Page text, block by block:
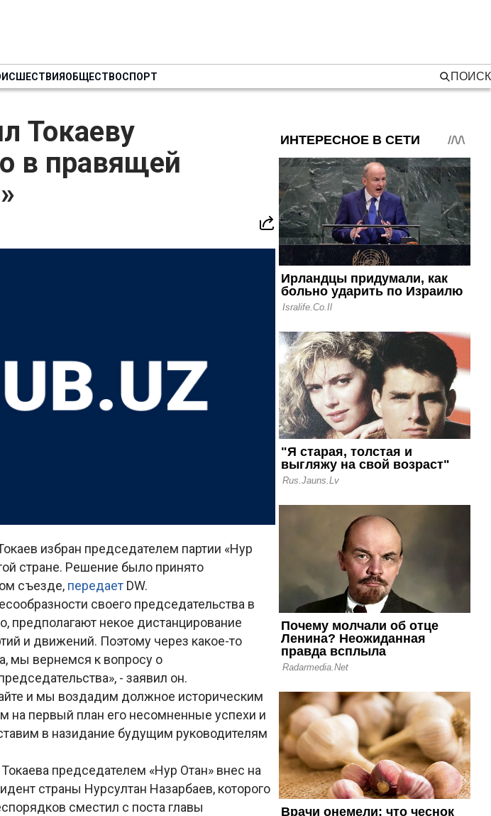
ОБЩЕСТВОСПОРТ ПОИСК
Токаеву
в правящей
избран председателем партии «Нур
стране. Решение было принято
съезде, передает DW.
своего председательства в
предполагают некое дистанцирование
и движений. Поэтому через какое-то
мы вернемся к вопросу о
- заявил он.
и мы воздадим должное историческим
на первый план его несомненные успехи и
в назидание будущим руководителям
председателем «Нур Отан» внес на
страны Нурсултан Назарбаев, которого
сместил с поста главы